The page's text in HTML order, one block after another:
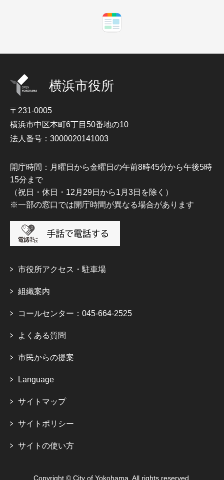
横浜市役所
〒231-0005
横浜市中区本町6丁目50番地の10
法人番号：3000020141003
開庁時間：月曜日から金曜日の午前8時45分から午後5時
15分まで
（祝日・休日・12月29日から1月3日を除く）
※一部の窓口では開庁時間が異なる場合があります
市役所アクセス・駐車場
組織案内
コールセンター：045-664-2525
よくある質問
市民からの提案
Language
サイトマップ
サイトポリシー
サイトの使い方
Copyright © City of Yokohama. All rights reserved.